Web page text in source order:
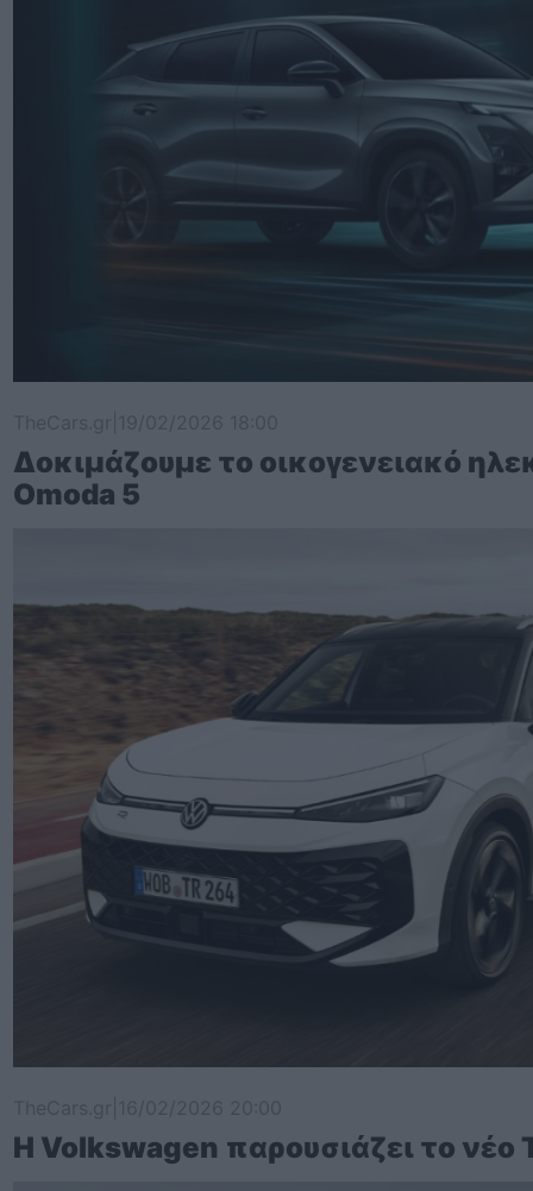
Δοκιμάζουμε το οικογενειακό
Omoda 5
Η Volkswagen παρουσιάζει το νέο